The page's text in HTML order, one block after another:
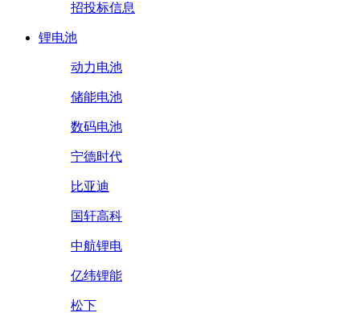
招投标信息
锂电池
动力电池
储能电池
数码电池
宁德时代
比亚迪
国轩高科
中航锂电
亿纬锂能
松下